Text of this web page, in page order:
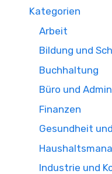
Kategorien
Arbeit
Bildung und
Buchhaltung
Büro und
Finanzen
Gesundheit
Industrie und